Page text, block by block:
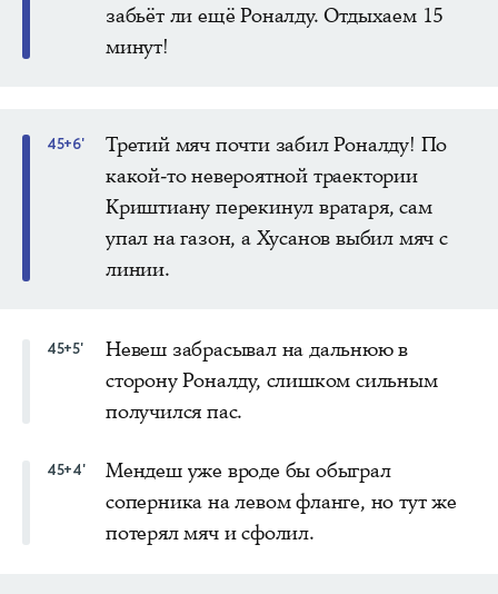
забьёт ли ещё Роналду. Отдыхаем 15
минут!
45+6'
Третий мяч почти забил Роналду! По
какой-то невероятной траектории
Криштиану перекинул вратаря, сам
упал на газон, а Хусанов выбил мяч с
линии.
45+5'
Невеш забрасывал на дальнюю в
сторону Роналду, слишком сильным
получился пас.
45+4'
Мендеш уже вроде бы обыграл
соперника на левом фланге, но тут же
потерял мяч и сфолил.